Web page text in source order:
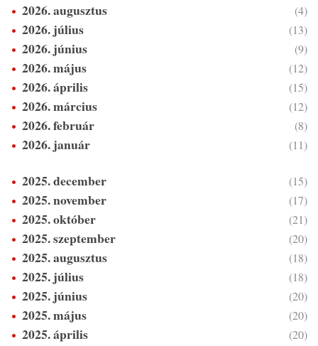
2026. augusztus (4)
2026. július (13)
2026. június (9)
2026. május (12)
2026. április (15)
2026. március (12)
2026. február (8)
2026. január (11)
2025. december (15)
2025. november (17)
2025. október (21)
2025. szeptember (20)
2025. augusztus (18)
2025. július (18)
2025. június (20)
2025. május (20)
2025. április (20)